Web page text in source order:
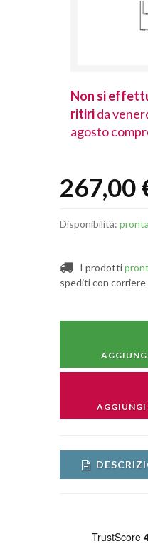
Non si
ritirida
agosto
267,00
Disponibilità:
I prodotti
spediti con